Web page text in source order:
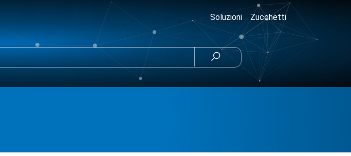
Zucchetti
Soluzioni
